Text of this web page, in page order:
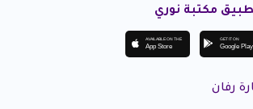
مكتبة نوري
AVAILABLE ON THE
App Store
GET IT ON
Google Play
رفان